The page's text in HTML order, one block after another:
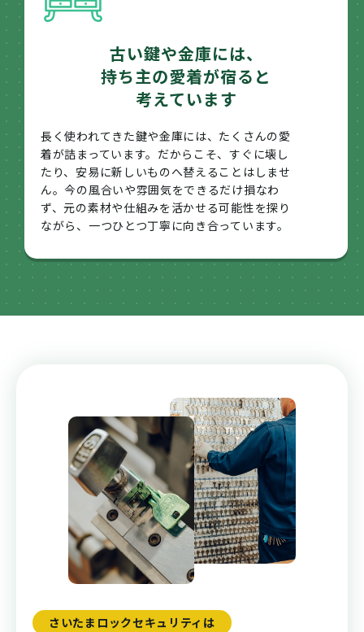
古い鍵や金庫には、
持ち主の愛着が宿ると
考えています
長く使われてきた鍵や金庫には、たくさんの愛
着が詰まっています。だからこそ、すぐに壊し
たり、安易に新しいものへ替えることはしませ
ん。今の風合いや雰囲気をできるだけ損なわ
ず、元の素材や仕組みを活かせる可能性を探り
ながら、一つひとつ丁寧に向き合っています。
さいたまロックセキュリティは